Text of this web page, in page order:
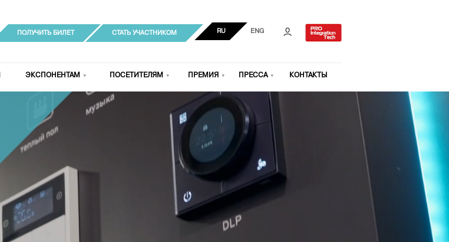
ПОЛУЧИТЬ БИЛЕТ СТАТЬ УЧАСТНИКОМ RU ENG
ЭКСПОНЕНТАМ ПОСЕТИТЕЛЯМ ПРЕМИЯ ПРЕССА КОНТАКТЫ